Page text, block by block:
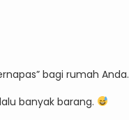
bagi rumah Anda.
banyak barang.